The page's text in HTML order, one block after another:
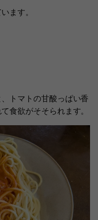
ます。
トマトの甘酸っぱい香
食欲がそそられます。